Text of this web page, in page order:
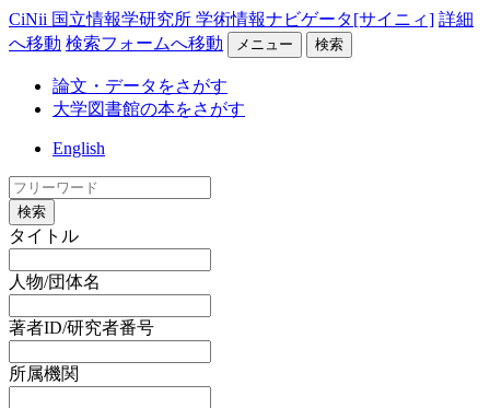
CiNii 国立情報学研究所 学術情報ナビゲータ[サイニィ] 詳細
へ移動 検索フォームへ移動 メニュー 検索
論文・データをさがす
大学図書館の本をさがす
English
検索
タイトル
人物/団体名
著者ID/研究者番号
所属機関